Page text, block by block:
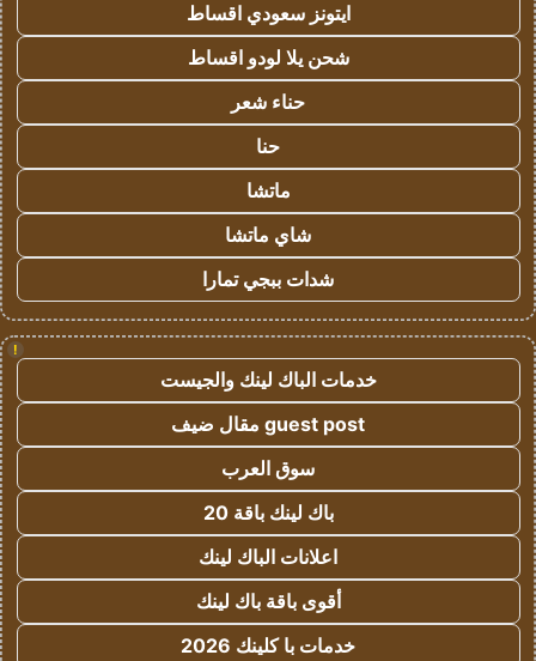
ايتونز سعودي اقساط
شحن يلا لودو اقساط
حناء شعر
حنا
ماتشا
شاي ماتشا
شدات ببجي تمارا
!
خدمات الباك لينك والجيست
guest post مقال ضيف
سوق العرب
باك لينك باقة 20
اعلانات الباك لينك
أقوى باقة باك لينك
خدمات با كلينك 2026